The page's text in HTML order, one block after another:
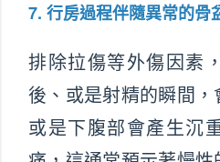
7. 行房過程伴隨異常的骨
排除拉傷等外傷因素
後、或是射精的瞬間，
或是下腹部會產生沉